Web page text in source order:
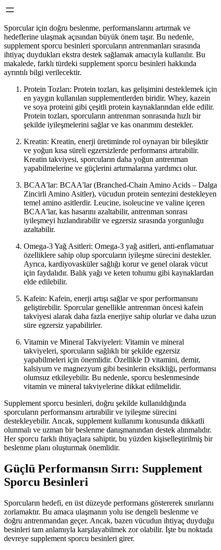
Sporcular için doğru beslenme, performanslarını artırmak ve
hedeflerine ulaşmak açısından büyük önem taşır. Bu nedenle,
supplement sporcu besinleri sporcuların antrenmanları sırasında
ihtiyaç duydukları ekstra destek sağlamak amacıyla kullanılır. Bu
makalede, farklı türdeki supplement sporcu besinleri hakkında
ayrıntılı bilgi verilecektir.
Protein Tozları: Protein tozları, kas gelişimini desteklemek için
en yaygın kullanılan supplementlerden biridir. Whey, kazein
ve soya proteini gibi çeşitli protein kaynaklarından elde edilir.
Protein tozları, sporcuların antrenman sonrasında hızlı bir
şekilde iyileşmelerini sağlar ve kas onarımını destekler.
Kreatin: Kreatin, enerji üretiminde rol oynayan bir bileşiktir
ve yoğun kısa süreli egzersizlerde performansı artırabilir.
Kreatin takviyesi, sporcuların daha yoğun antrenman
yapabilmelerine ve güçlerini artırmalarına yardımcı olur.
BCAA'lar: BCAA'lar (Branched-Chain Amino Acids – Dalga
Zincirli Amino Asitler), vücudun protein sentezini destekleyen
temel amino asitlerdir. Leucine, isoleucine ve valine içeren
BCAA'lar, kas hasarını azaltabilir, antrenman sonrası
iyileşmeyi hızlandırabilir ve egzersiz sırasında yorgunluğu
azaltabilir.
Omega-3 Yağ Asitleri: Omega-3 yağ asitleri, anti-enflamatuar
özelliklere sahip olup sporcuların iyileşme sürecini destekler.
Ayrıca, kardiyovasküler sağlığı korur ve genel olarak vücut
için faydalıdır. Balık yağı ve keten tohumu gibi kaynaklardan
elde edilebilir.
Kafein: Kafein, enerji artışı sağlar ve spor performansını
geliştirebilir. Sporcular genellikle antrenman öncesi kafein
takviyesi alarak daha fazla enerjiye sahip olurlar ve daha uzun
süre egzersiz yapabilirler.
Vitamin ve Mineral Takviyeleri: Vitamin ve mineral
takviyeleri, sporcuların sağlıklı bir şekilde egzersiz
yapabilmeleri için önemlidir. Özellikle D vitamini, demir,
kalsiyum ve magnezyum gibi besinlerin eksikliği, performansı
olumsuz etkileyebilir. Bu nedenle, sporcu beslenmesinde
vitamin ve mineral takviyelerine dikkat edilmelidir.
Supplement sporcu besinleri, doğru şekilde kullanıldığında
sporcuların performansını artırabilir ve iyileşme sürecini
destekleyebilir. Ancak, supplement kullanımı konusunda dikkatli
olunmalı ve uzman bir beslenme danışmanından destek alınmalıdır.
Her sporcu farklı ihtiyaçlara sahiptir, bu yüzden kişiselleştirilmiş bir
beslenme planı oluşturmak önemlidir.
Güçlü Performansın Sırrı: Supplement
Sporcu Besinleri
Sporcuların hedefi, en üst düzeyde performans göstererek sınırlarını
zorlamaktır. Bu amaca ulaşmanın yolu ise dengeli beslenme ve
doğru antrenmandan geçer. Ancak, bazen vücudun ihtiyaç duyduğu
besinleri tam anlamıyla karşılayabilmek zor olabilir. İşte bu noktada
devreye supplement sporcu besinleri girer.